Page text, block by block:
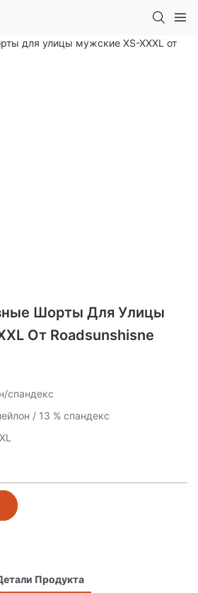
Шорты Для Улицы
От Roadsunshisne
спандекс
/ 13 % спандекс
Продукта